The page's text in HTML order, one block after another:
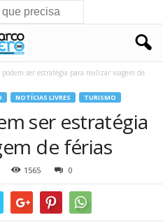
podem ser estratégia para realizar viagem de
NOTÍCIAS LIVRES TURISMO
ser estratégia
de férias
1565 0